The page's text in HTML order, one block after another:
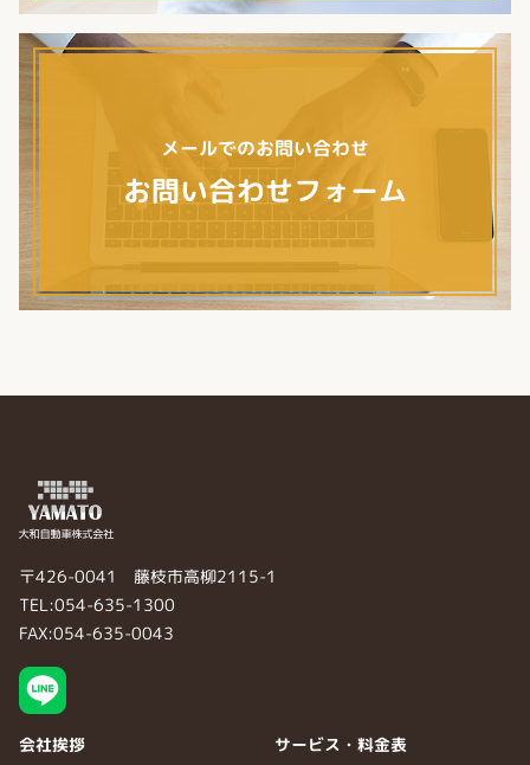
メールでのお問い合わせ
お問い合わせフォーム
〒426-0041 藤枝市高柳2115-1
TEL:054-635-1300
FAX:054-635-0043
会社挨拶 サービス・料金表